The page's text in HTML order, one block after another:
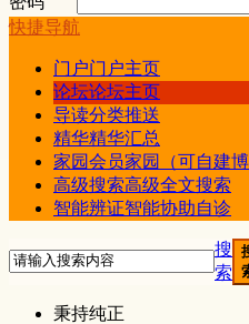
快捷导航
门户门户主页
论坛论坛主页
导读分类推送
精华精华汇总
家园会员家园（可自建
高级搜索高级全文搜索
智能辨证智能协助自诊
搜
索
秉持纯正